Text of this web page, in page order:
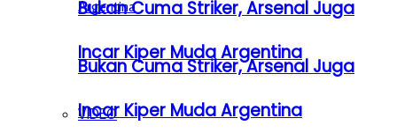
Bukan Cuma Striker, Arsenal Juga
Incar Kiper Muda Argentina
VIDEO
Bukan Cuma Striker, Arsenal Juga
Incar Kiper Muda Argentina